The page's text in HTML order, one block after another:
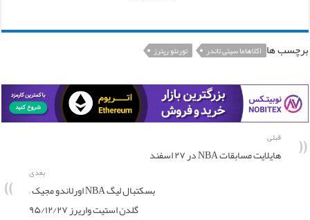
برچسب ها اکلاهاما سیتی تاندر تورنتو رپترز
قبلی
هایلایت مسابقات NBA در ۲۷ اسفند
بعدی
بسکتبال لیگ NBA اورلاندو مجیک –
گلدن استیت واریرز ۹۵/۱۲/۲۷